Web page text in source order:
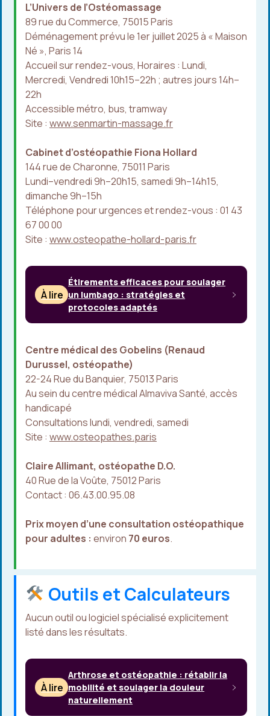
L’Univers de l’Ostéomassage
89 rue du Commerce, 75015 Paris
Déménagement prévu le 1er juillet 2025 à « Maison
Né », Paris 14
Accueil sur rendez-vous, Horaires : Lundi,
Mercredi, Vendredi 10h15–22h ; autres jours 14h–
22h
Accessible métro, bus, tramway
Site : www.senmartin-massage.fr
Cabinet d’ostéopathie Fiona Hollard
144 rue de Charonne, 75011 Paris
Lundi–vendredi 9h–20h15, samedi 9h–14h15,
dimanche 9h–15h
Téléphone pour urgences et rendez-vous : 01 43
67 00 00
Site : www.osteopathe-hollard-paris.fr
À lire
Étirements efficaces pour soulager
un lumbago : stratégies et
protocoles adaptés
Centre médical des Gobelins (Renaud
Durussel, ostéopathe)
22-24 Rue du Banquier, 75013 Paris
Au sein du centre médical Almaviva Santé, accès
handicapé
Consultations lundi, vendredi, samedi
Site : www.osteopathes.paris
Claire Allimant, ostéopathe D.O.
40 Rue de la Voûte, 75012 Paris
Contact : 06.43.00.95.08
Prix moyen d’une consultation ostéopathique
pour adultes : environ 70 euros.
Outils et Calculateurs
Aucun outil ou logiciel spécialisé explicitement
listé dans les résultats.
À lire
Arthrose et ostéopathie : rétablir la
mobilité et soulager la douleur
naturellement